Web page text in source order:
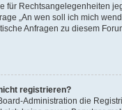
für Rechtsangelegenheiten
„An wen soll ich mich
Anfragen zu diesem
registrieren?
Administration die